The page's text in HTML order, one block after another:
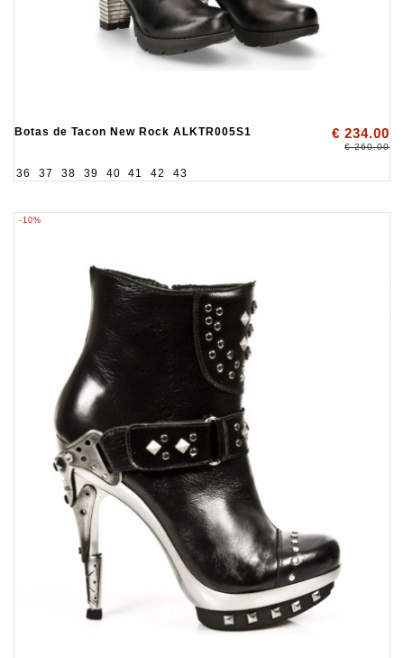
Botas de Tacon New Rock ALKTR005S1 € 234.00
€ 260.00
36 37 38 39 40 41 42 43
-10%